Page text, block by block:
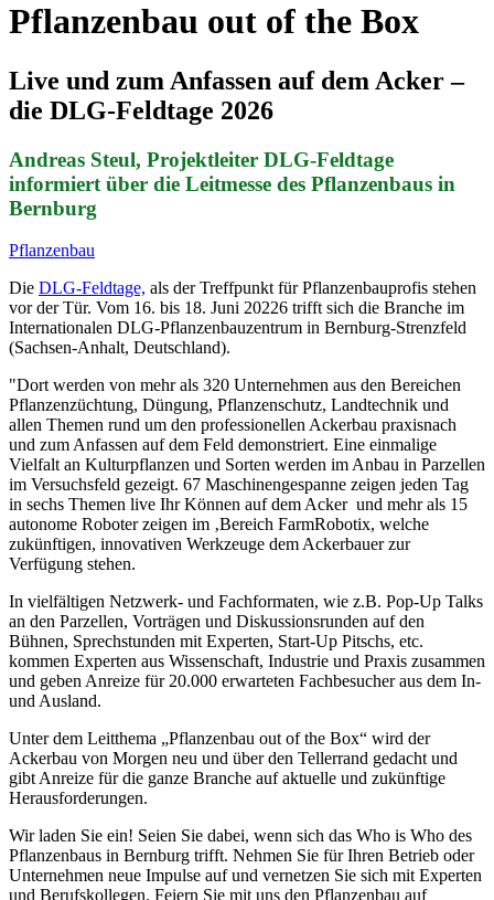
Pflanzenbau out of the Box
Live und zum Anfassen auf dem Acker –
die DLG-Feldtage 2026
Andreas Steul, Projektleiter DLG-Feldtage
informiert über die Leitmesse des Pflanzenbaus in
Bernburg
Pflanzenbau
Die DLG-Feldtage, als der Treffpunkt für Pflanzenbauprofis stehen
vor der Tür. Vom 16. bis 18. Juni 20226 trifft sich die Branche im
Internationalen DLG-Pflanzenbauzentrum in Bernburg-Strenzfeld
(Sachsen-Anhalt, Deutschland).
"Dort werden von mehr als 320 Unternehmen aus den Bereichen
Pflanzenzüchtung, Düngung, Pflanzenschutz, Landtechnik und
allen Themen rund um den professionellen Ackerbau praxisnach
und zum Anfassen auf dem Feld demonstriert. Eine einmalige
Vielfalt an Kulturpflanzen und Sorten werden im Anbau in Parzellen
im Versuchsfeld gezeigt. 67 Maschinengespanne zeigen jeden Tag
in sechs Themen live Ihr Können auf dem Acker und mehr als 15
autonome Roboter zeigen im ‚Bereich FarmRobotix, welche
zukünftigen, innovativen Werkzeuge dem Ackerbauer zur
Verfügung stehen.
In vielfältigen Netzwerk- und Fachformaten, wie z.B. Pop-Up Talks
an den Parzellen, Vorträgen und Diskussionsrunden auf den
Bühnen, Sprechstunden mit Experten, Start-Up Pitschs, etc.
kommen Experten aus Wissenschaft, Industrie und Praxis zusammen
und geben Anreize für 20.000 erwarteten Fachbesucher aus dem In-
und Ausland.
Unter dem Leitthema „Pflanzenbau out of the Box“ wird der
Ackerbau von Morgen neu und über den Tellerrand gedacht und
gibt Anreize für die ganze Branche auf aktuelle und zukünftige
Herausforderungen.
Wir laden Sie ein! Seien Sie dabei, wenn sich das Who is Who des
Pflanzenbaus in Bernburg trifft. Nehmen Sie für Ihren Betrieb oder
Unternehmen neue Impulse auf und vernetzen Sie sich mit Experten
und Berufskollegen. Feiern Sie mit uns den Pflanzenbau auf